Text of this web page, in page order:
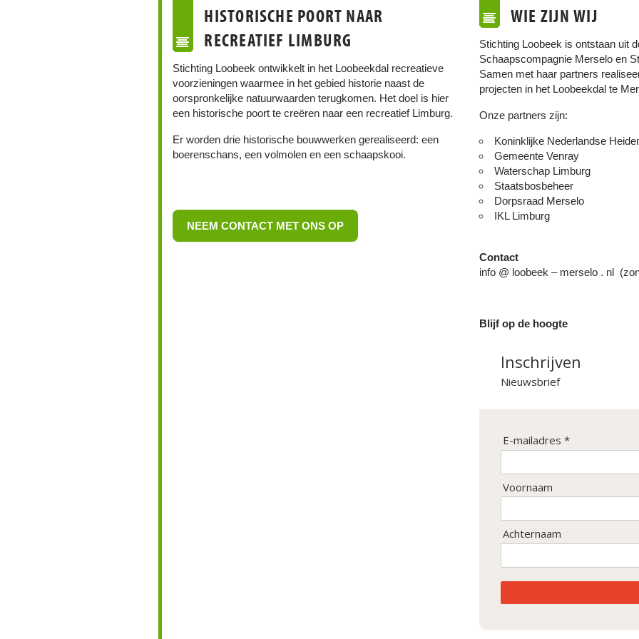
HISTORISCHE POORT NAAR
RECREATIEF LIMBURG
Stichting Loobeek ontwikkelt in het Loobeekdal recreatieve
voorzieningen waarmee in het gebied historie naast de
oorspronkelijke natuurwaarden terugkomen. Het doel is hier
een historische poort te creëren naar een recreatief Limburg.
Er worden drie historische bouwwerken gerealiseerd: een
boerenschans, een volmolen en een schaapskooi.
NEEM CONTACT MET ONS OP
WIE ZIJN WIJ
Stichting Loobeek is ontstaan uit
Schaapscompagnie Merselo en
Samen met haar partners
projecten in het Loobeekdal te
Onze partners zijn:
Koninklijke Nederlandse
Gemeente Venray
Waterschap Limburg
Staatsbosbeheer
Dorpsraad Merselo
IKL Limburg
Contact
info @ loobeek – merselo . nl
Blijf op de hoogte
Inschrijven
Nieuwsbrief
E-mailadres *
Voornaam
Achternaam